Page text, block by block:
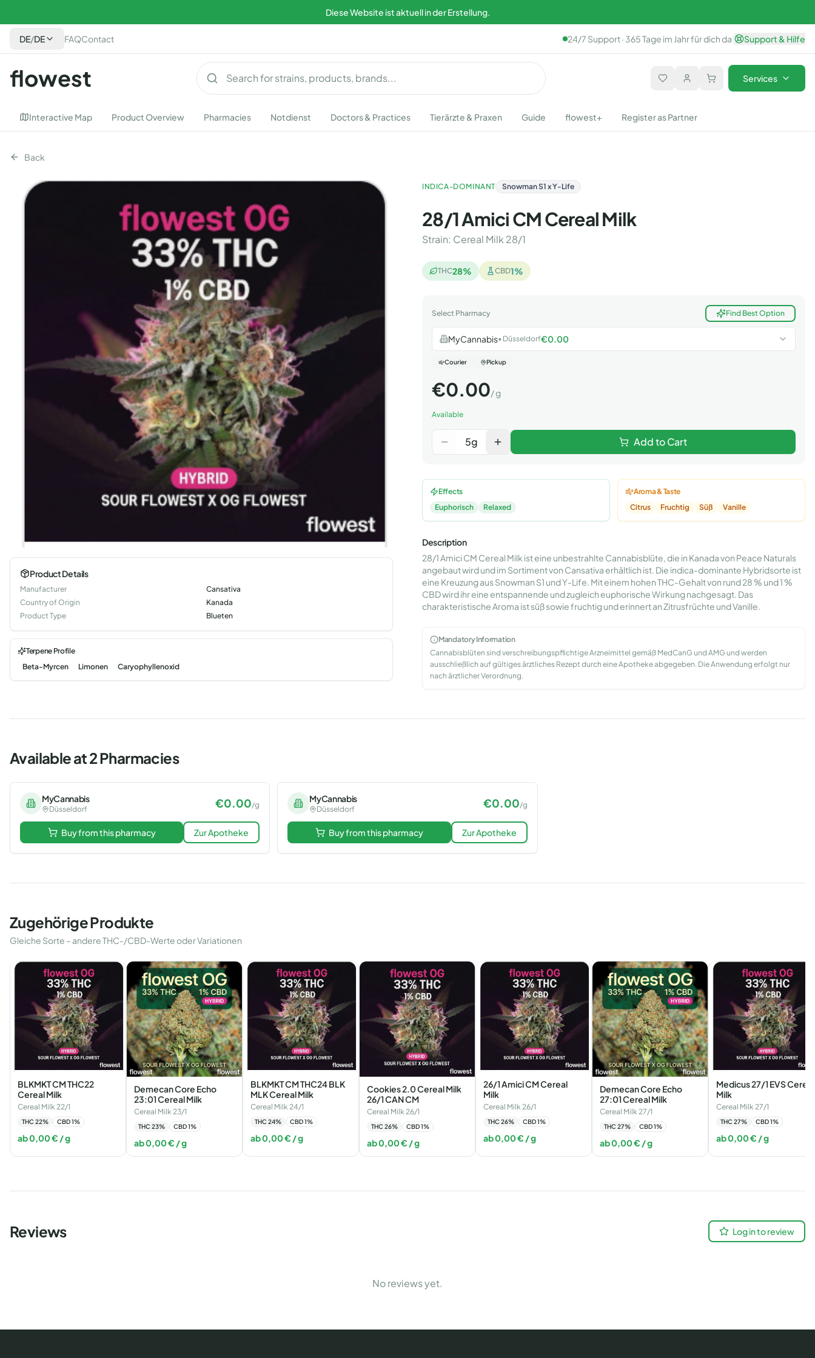
Diese Website ist aktuell in der Erstellung.
DE/DE FAQContact 24/7 Support · 365 Tage im Jahr für dich da Support & Hilfe
flowest Services
Interactive Map Product Overview Pharmacies Notdienst Doctors & Practices Tierärzte & Praxen Guide flowest+ Register as Partner
Back
Product Details
Manufacturer
Cansativa
Country of Origin
Kanada
Product Type
Blueten
Terpene Profile
Beta-Myrcen
Limonen Caryophyllenoxid
INDICA-DOMINANT Snowman S1 x Y-Life
28/1 Amici CM Cereal Milk
Strain: Cereal Milk 28/1
THC28% CBD1%
Select Pharmacy Find Best Option
MyCannabis• Düsseldorf€0.00
Courier Pickup
€0.00/g
Available
5g Add to Cart
Effects
Euphorisch
Relaxed
Aroma & Taste
Citrus
Fruchtig Süß Vanille
Description
28/1 Amici CM Cereal Milk ist eine unbestrahlte Cannabisblüte, die in Kanada von Peace Naturals
angebaut wird und im Sortiment von Cansativa erhältlich ist. Die indica-dominante Hybridsorte ist
eine Kreuzung aus Snowman S1 und Y-Life. Mit einem hohen THC-Gehalt von rund 28 % und 1 %
CBD wird ihr eine entspannende und zugleich euphorische Wirkung nachgesagt. Das
charakteristische Aroma ist süß sowie fruchtig und erinnert an Zitrusfrüchte und Vanille.
Mandatory Information
Cannabisblüten sind verschreibungspflichtige Arzneimittel gemäß MedCanG und AMG und werden
ausschließlich auf gültiges ärztliches Rezept durch eine Apotheke abgegeben. Die Anwendung erfolgt nur
nach ärztlicher Verordnung.
Available at 2 Pharmacies
MyCannabis
Düsseldorf €0.00/g
Buy from this pharmacy Zur Apotheke
MyCannabis
Düsseldorf €0.00/g
Buy from this pharmacy Zur Apotheke
Zugehörige Produkte
Gleiche Sorte – andere THC-/CBD-Werte oder Variationen
BLKMKT CM THC22
Cereal Milk
Cereal Milk 22/1
THC 22% CBD1%
ab0,00€ / g
Demecan Core Echo
23:01 Cereal Milk
Cereal Milk 23/1
THC 23% CBD1%
ab0,00€ / g
BLKMKT CM THC24 BLK
MLK Cereal Milk
Cereal Milk 24/1
THC 24% CBD1%
ab0,00€ / g
Cookies 2.0 Cereal Milk
26/1 CAN CM
Cereal Milk 26/1
THC 26% CBD1%
ab0,00€ / g
26/1 Amici CM Cereal
Milk
Cereal Milk 26/1
THC 26% CBD1%
ab0,00€ / g
Demecan Core Echo
27:01 Cereal Milk
Cereal Milk 27/1
THC 27% CBD1%
ab0,00€ / g
Medicus 27/1 EVS Cereal
Milk
Cereal Milk 27/1
THC 27% CBD1%
ab0,00€ / g
Reviews Log in to review
No reviews yet.